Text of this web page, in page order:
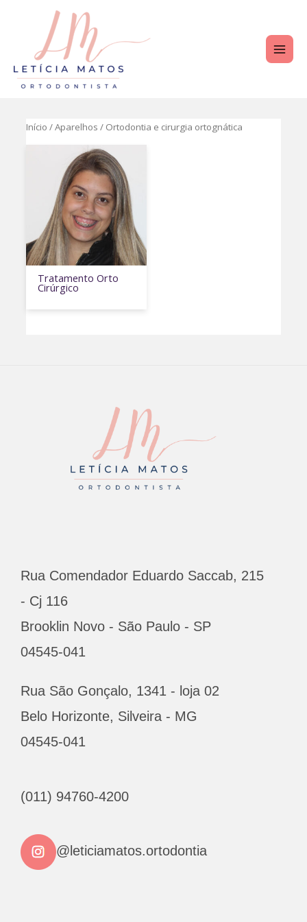
conteúdo
Início /Aparelhos / Ortodontia e cirurgia ortognática
Tratamento Orto
Cirúrgico
Rua Comendador Eduardo Saccab, 215
- Cj 116
Brooklin Novo - São Paulo - SP
04545-041
Rua São Gonçalo, 1341 - loja 02
Belo Horizonte, Silveira - MG
04545-041
(011) 94760-4200
@leticiamatos.ortodontia